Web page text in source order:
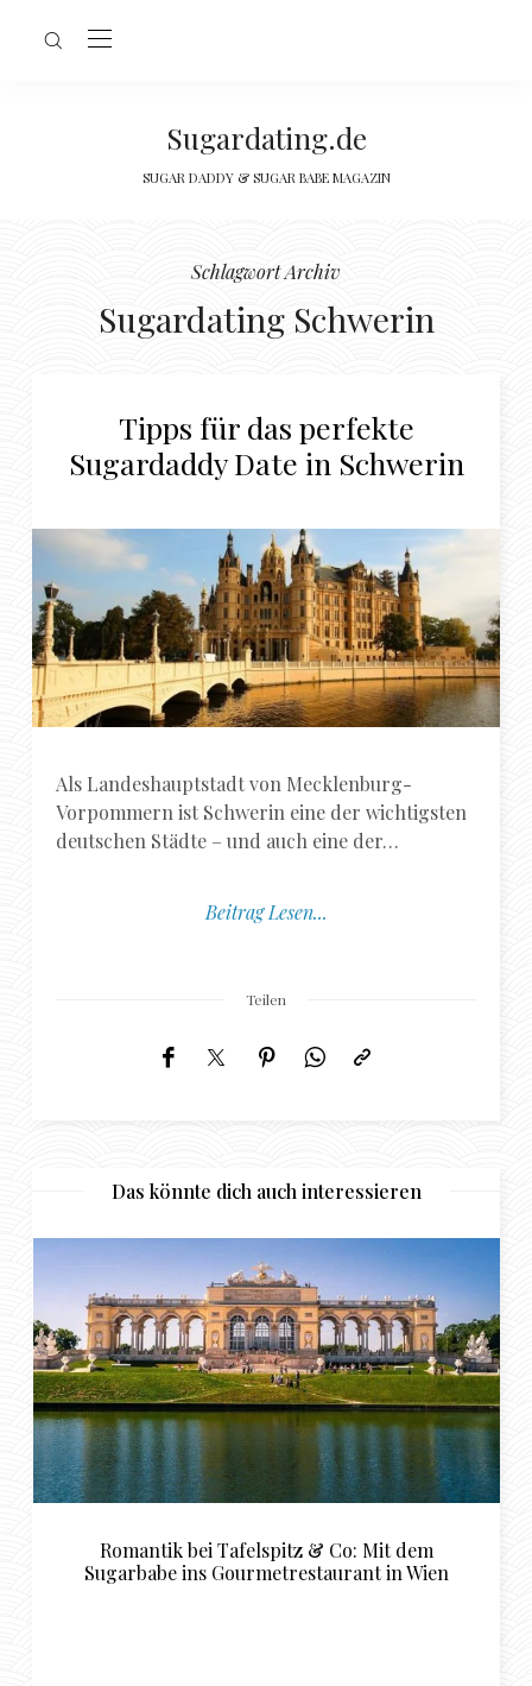
Sugardating.de
SUGAR DADDY & SUGAR BABE MAGAZIN
Schlagwort Archiv
Sugardating Schwerin
Tipps für das perfekte
Sugardaddy Date in Schwerin
Als Landeshauptstadt von Mecklenburg-
Vorpommern ist Schwerin eine der wichtigsten
deutschen Städte – und auch eine der…
Beitrag Lesen...
Teilen
Das könnte dich auch interessieren
in Wien
Stilvolle Luxus-Hotels für den
Sugardaddy in Basel